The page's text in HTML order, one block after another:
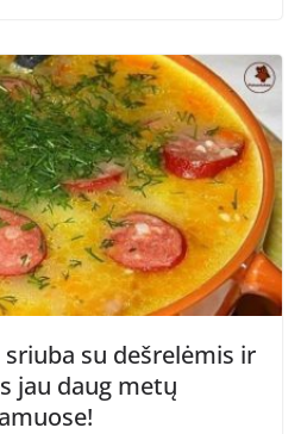
su dešrelėmis ir
jau daug metų